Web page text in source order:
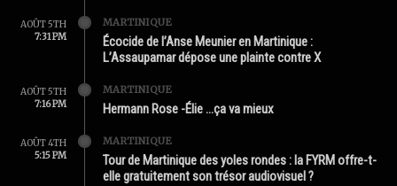
AOÛT 5TH
7:31 PM
MARTINIQUE
Écocide de l’Anse Meunier en Martinique :
L’Assaupamar dépose une plainte contre X
AOÛT 5TH
7:16 PM
MARTINIQUE
Hermann Rose -Élie …ça va mieux
AOÛT 4TH
5:15 PM
MARTINIQUE
Tour de Martinique des yoles rondes : la FYRM offre-t-
elle gratuitement son trésor audiovisuel ?